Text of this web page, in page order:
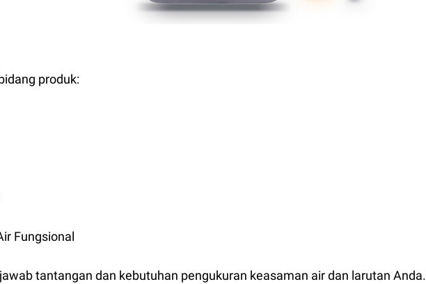
produk:
Fungsional
tantangan dan kebutuhan pengukuran keasaman air dan larutan Anda.